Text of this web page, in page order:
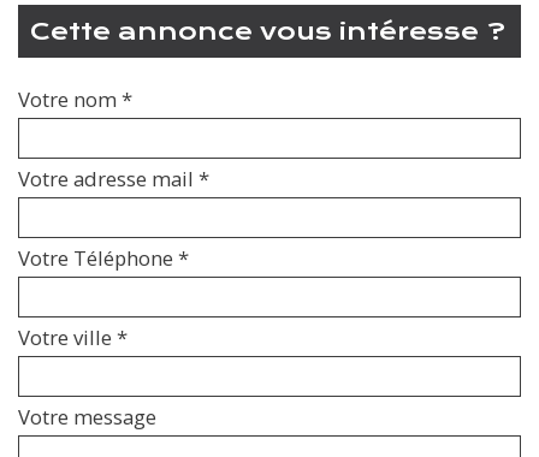
cette annonce vous intéresse ?
Votre nom *
Votre adresse mail *
Votre Téléphone *
Votre ville *
Votre message